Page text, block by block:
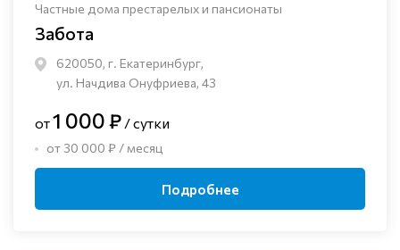
Частные дома престарелых и пансионаты
Забота
620050, г. Екатеринбург,
ул. Начдива Онуфриева, 43
от1 000 ₽ / сутки
от 30 000 ₽ / месяц
Подробнее